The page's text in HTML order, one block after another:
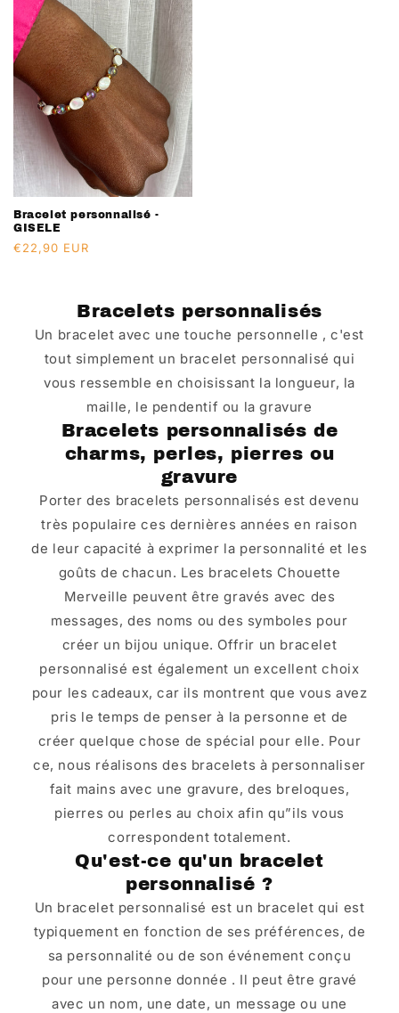
Bracelet personnalisé -
GISELE
Prix
€22,90 EUR
Bracelets personnalisés
Un bracelet avec une touche personnelle , c'est
tout simplement un bracelet personnalisé qui
vous ressemble en choisissant la longueur, la
maille, le pendentif ou la gravure
Bracelets personnalisés de
charms, perles, pierres ou
gravure
Porter des bracelets personnalisés est devenu
très populaire ces dernières années en raison
de leur capacité à exprimer la personnalité et les
goûts de chacun. Les bracelets Chouette
Merveille peuvent être gravés avec des
messages, des noms ou des symboles pour
créer un bijou unique. Offrir un bracelet
personnalisé est également un excellent choix
pour les cadeaux, car ils montrent que vous avez
pris le temps de penser à la personne et de
créer quelque chose de spécial pour elle. Pour
ce, nous réalisons des bracelets à personnaliser
fait mains avec une gravure, des breloques,
pierres ou perles au choix afin qu”ils vous
correspondent totalement.
Qu'est-ce qu'un bracelet
personnalisé ?
Un bracelet personnalisé est un bracelet qui est
typiquement en fonction de ses préférences, de
sa personnalité ou de son événement conçu
pour une personne donnée . Il peut être gravé
avec un nom, une date, un message ou une